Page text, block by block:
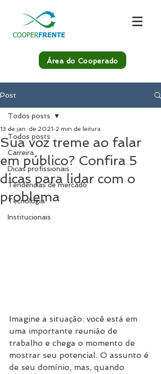
Área do Cooperado
Post
Todos posts
Carreira
Dicas profissionais
Tendências de mercado
Tecnologia
Institucionais
Todos posts
Sua voz treme ao falar
em público? Confira 5
dicas para lidar com o
problema
13 de jan. de 2021 2 min de leitura
Imagine a situação: você está em
uma importante reunião de
trabalho e chega o momento de
mostrar seu potencial. O assunto é
de seu domínio, mas, quando